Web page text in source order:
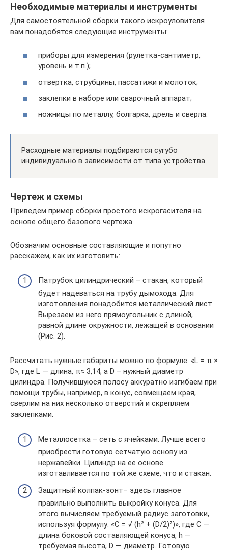
Необходимые материалы и инструменты
Для самостоятельной сборки такого искроуловителя
вам понадобятся следующие инструменты:
приборы для измерения (рулетка-сантиметр,
уровень и т.п.);
отвертка, струбцины, пассатижи и молоток;
заклепки в наборе или сварочный аппарат;
ножницы по металлу, болгарка, дрель и сверла.
Расходные материалы подбираются сугубо
индивидуально в зависимости от типа устройства.
Чертеж и схемы
Приведем пример сборки простого искрогасителя на
основе общего базового чертежа.
Обозначим основные составляющие и попутно
расскажем, как их изготовить:
Патрубок цилиндрический – стакан, который
будет надеваться на трубу дымохода. Для
изготовления понадобится металлический лист.
Вырезаем из него прямоугольник с длиной,
равной длине окружности, лежащей в основании
(Рис. 2).
Рассчитать нужные габариты можно по формуле: «L = π ×
D», где L — длина, π≈ 3,14, а D – нужный диаметр
цилиндра. Получившуюся полосу аккуратно изгибаем при
помощи трубы, например, в конус, совмещаем края,
сверлим на них несколько отверстий и скрепляем
заклепками.
Металлосетка – сеть с ячейками. Лучше всего
приобрести готовую сетчатую основу из
нержавейки. Цилиндр на ее основе
изготавливается по той же схеме, что и стакан.
Защитный колпак-зонт– здесь главное
правильно выполнить выкройку конуса. Для
этого вычисляем требуемый радиус заготовки,
используя формулу: «С = √ (h² + (D/2)²)», где C —
длина боковой составляющей конуса, h —
требуемая высота, D — диаметр. Готовую